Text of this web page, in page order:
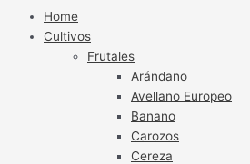
Home
Cultivos
Frutales
Arándano
Avellano Europeo
Banano
Carozos
Cereza